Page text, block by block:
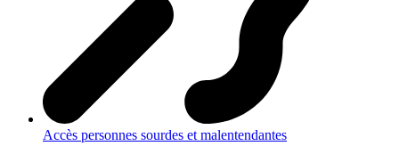
Accès personnes sourdes et malentendantes